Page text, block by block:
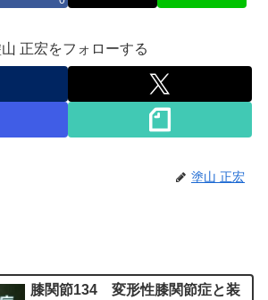
正宏をフォローする
塗山 正宏
膝関節134 変形性膝関節症と装